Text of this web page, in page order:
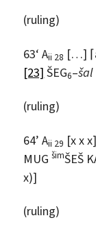
(ruling)
63‘ Aii 28 […]
[23] ŠEG6–šal
(ruling)
64’ Aii 29 [x x
MUGšimŠEŠ
x)]
(ruling)